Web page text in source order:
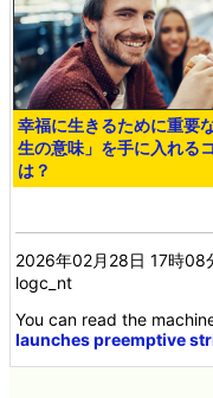
幸福に生きるために重要
生の意味」を手に入れる
は？
2026年02月28日 17時08
logc_nt
You can read the
launches preemptive